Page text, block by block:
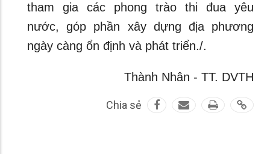
tham gia các phong trào thi đua yêu
nước, góp phần xây dựng địa phương
ngày càng ổn định và phát triển./.
Thành Nhân - TT. DVTH
Chia sẻ